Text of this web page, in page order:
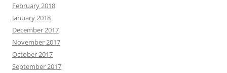
February 2018
January 2018
December 2017
November 2017
October 2017
September 2017